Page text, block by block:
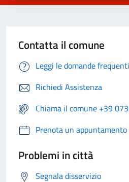
Contatta il comune
Leggi le domande frequenti
Richiedi Assistenza
Chiama il comune +39
Prenota un appuntamento
Problemi in città
Segnala disservizio